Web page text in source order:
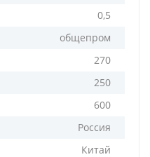
0,5
общепром
270
250
600
Россия
Китай